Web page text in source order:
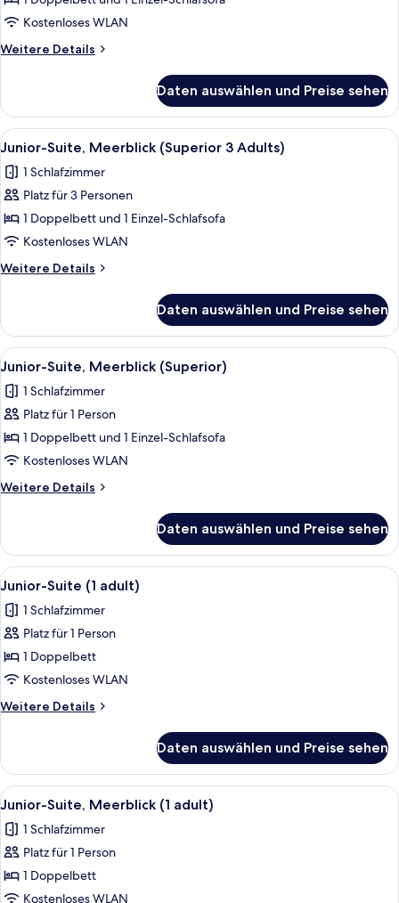
Meerblick
(Superior
2
anzeigen
Kostenloses WLAN
Weitere Details
Weitere
Suite,
Meerblick
(Superior
Adults)
Daten auswählen und Preise sehen
Alle
Fotos
für
Junior-
Suite,
Meerblick
(Superior
3
anzeigen
Ein Hotelzimmer mit einem großen
8
Junior-Suite, Meerblick (Superior 3 Adults)
1 Schlafzimmer
Platz für 3 Personen
1 Doppelbett und 1 Einzel-Schlafsofa
Kostenloses WLAN
Weitere Details
Weitere
Suite,
Meerblick
(Superior
Adults)
Daten auswählen und Preise sehen
Alle
Fotos
für
Junior-
Suite,
Meerblick
(Superior)
anzeigen
Ein Hotelzimmer mit einem großen
8
Junior-Suite, Meerblick (Superior)
1 Schlafzimmer
Platz für 1 Person
1 Doppelbett und 1 Einzel-Schlafsofa
Kostenloses WLAN
Weitere Details
Weitere
Suite,
Meerblick
(Superior)
Daten auswählen und Preise sehen
Alle
Fotos
für
Junior-
Suite
(1
adult)
anzeigen
Ein Hotelzimmer mit einem großen
5
Junior-Suite (1 adult)
1 Schlafzimmer
Platz für 1 Person
1 Doppelbett
Kostenloses WLAN
Weitere Details
Weitere
Suite
(1
adult)
Daten auswählen und Preise sehen
Alle
Fotos
für
Junior-
Suite,
Meerblick
Ein Hotelzimmer mit einem großen
6
Junior-Suite, Meerblick (1 adult)
1 Schlafzimmer
Platz für 1 Person
1 Doppelbett
Kostenloses WLAN